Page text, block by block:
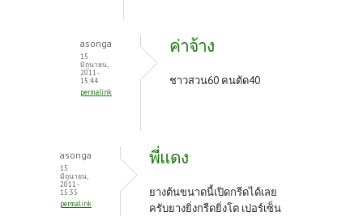
asonga
15
มิถุนายน,
2011 -
15:44
permalink
ค่าจ้าง
ชาวสวน60 คนตัด40
asonga
15
มิถุนายน,
2011 -
15:35
permalink
พี่แดง
ยางต้นขนาดนี้เปิดกรีดได้เลย
ครับยางยิ่งกรีดยิ่งโต เปอร์เซ็น